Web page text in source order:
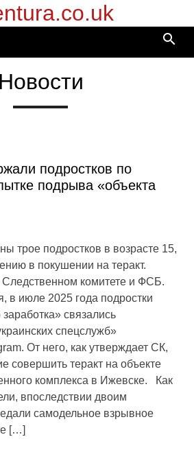
search
Новости
подростков по
подрыва «объекта
трое подростков в возрасте 15,
в покушении на теракт.
комитете и ФСБ.
в июле 2025 года подростки
связались
спецслужб»
От него, как утверждает СК,
совершить теракт на объекте
комплекса в Ижевске. Как
впоследствии двоим
самодельное взрывное
[…]